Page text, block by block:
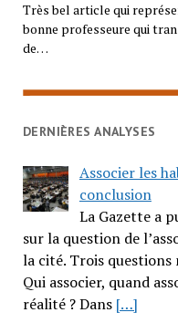
Très bel article qui
bonne professeure qui
de…
DERNIÈRES ANALYSES
Associer les
conclusion
La Gazette a
sur la question de
la cité. Trois
Qui associer, quand
réalité ? Dans […]